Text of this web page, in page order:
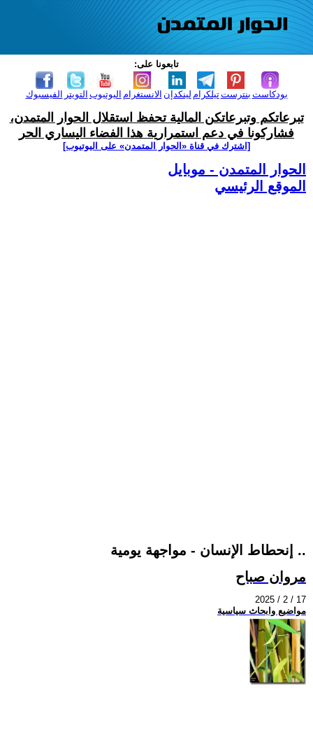
تابعونا على:
الفيسبوك التويتر اليوتيوب الانستغرام لينكدإن تيلكرامبنترست بودكاست
تبرعاتكم وتبرعاتكن المالية تحفظ استقلال الحوار المتمدن،
فشاركونا في دعم استمرارية هذا الفضاء اليساري الحر
[اشترك في قناة ‫«الحوار المتمدن» على اليوتيوب]
الحوار المتمدن - موبايل
الموقع الرئيسي
إنحطاط الإنسان - مواجهة يومية ..
مروان صباح
2025 / 2 / 17
مواضيع وابحاث سياسية